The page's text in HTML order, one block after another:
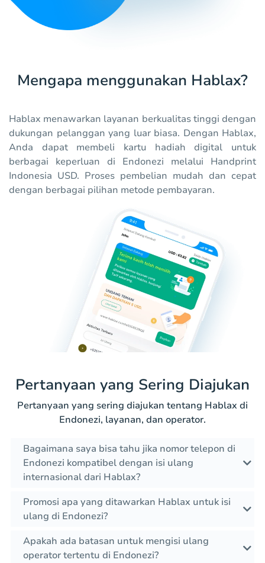
Mengapa menggunakan Hablax?
Hablax menawarkan layanan berkualitas tinggi dengan
dukungan pelanggan yang luar biasa. Dengan Hablax,
Anda dapat membeli kartu hadiah digital untuk
berbagai keperluan di Endonezi melalui Handprint
Indonesia USD. Proses pembelian mudah dan cepat
dengan berbagai pilihan metode pembayaran.
Pertanyaan yang Sering Diajukan
Pertanyaan yang sering diajukan tentang Hablax di
Endonezi, layanan, dan operator.
Bagaimana saya bisa tahu jika nomor telepon di
Endonezi kompatibel dengan isi ulang
internasional dari Hablax?
Promosi apa yang ditawarkan Hablax untuk isi
ulang di Endonezi?
Apakah ada batasan untuk mengisi ulang
operator tertentu di Endonezi?